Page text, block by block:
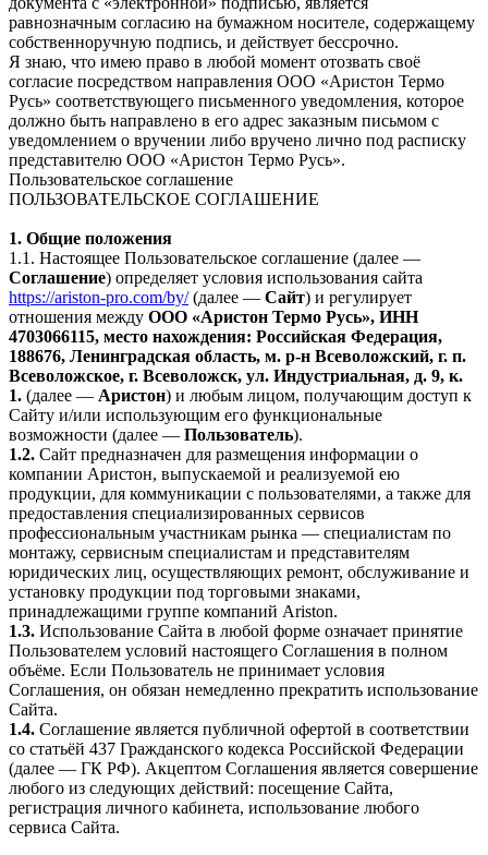
равнозначным согласию на бумажном носителе, содержащему
собственноручную подпись, и действует бессрочно.
Я знаю, что имею право в любой момент отозвать своё
согласие посредством направления ООО «Аристон Термо
Русь» соответствующего письменного уведомления, которое
должно быть направлено в его адрес заказным письмом с
уведомлением о вручении либо вручено лично под расписку
представителю ООО «Аристон Термо Русь».
Пользовательское соглашение
ПОЛЬЗОВАТЕЛЬСКОЕ СОГЛАШЕНИЕ
1. Общие положения
1.1. Настоящее Пользовательское соглашение (далее —
Соглашение) определяет условия использования сайта
https://ariston-pro.com/by/(далее — Сайт) и регулирует
отношения между ООО «Аристон Термо Русь», ИНН
4703066115, место нахождения: Российская Федерация,
188676, Ленинградская область, м. р-н Всеволожский, г. п.
Всеволожское, г. Всеволожск, ул. Индустриальная, д. 9, к.
1. (далее — Аристон) и любым лицом, получающим доступ к
Сайту и/или использующим его функциональные
возможности (далее — Пользователь).
1.2. Сайт предназначен для размещения информации о
компании Аристон, выпускаемой и реализуемой ею
продукции, для коммуникации с пользователями, а также для
предоставления специализированных сервисов
профессиональным участникам рынка — специалистам по
монтажу, сервисным специалистам и представителям
юридических лиц, осуществляющих ремонт, обслуживание и
установку продукции под торговыми знаками,
принадлежащими группе компаний Ariston.
1.3. Использование Сайта в любой форме означает принятие
Пользователем условий настоящего Соглашения в полном
объёме. Если Пользователь не принимает условия
Соглашения, он обязан немедленно прекратить использование
Сайта.
1.4. Соглашение является публичной офертой в соответствии
со статьёй 437 Гражданского кодекса Российской Федерации
(далее — ГК РФ). Акцептом Соглашения является совершение
любого из следующих действий: посещение Сайта,
регистрация личного кабинета, использование любого
сервиса Сайта.